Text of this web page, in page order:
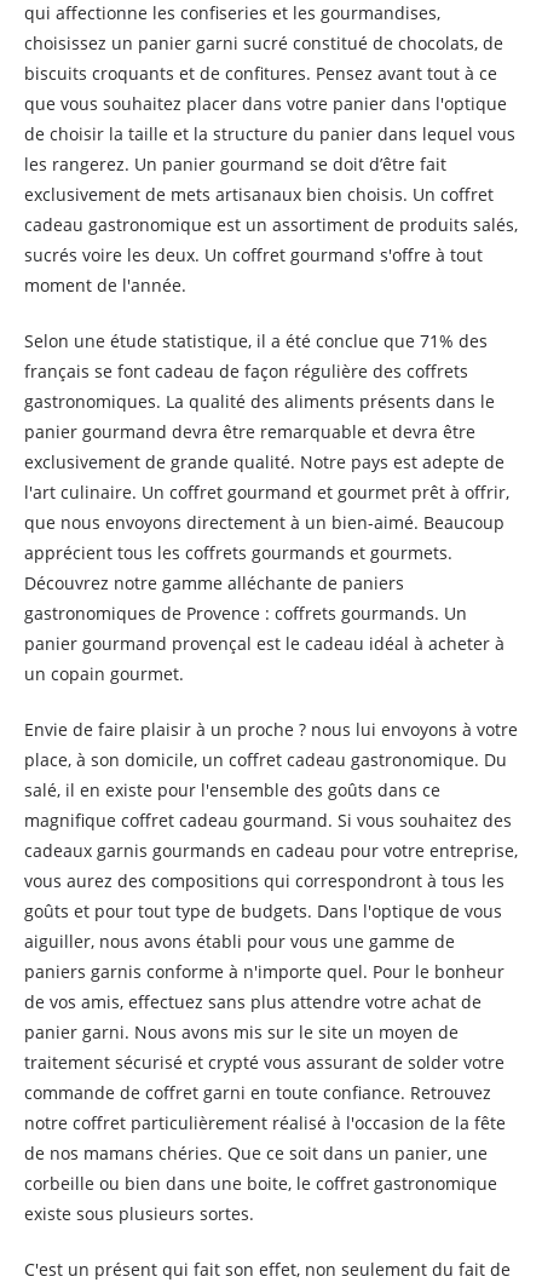
qui affectionne les confiseries et les gourmandises,
choisissez un panier garni sucré constitué de chocolats, de
biscuits croquants et de confitures. Pensez avant tout à ce
que vous souhaitez placer dans votre panier dans l'optique
de choisir la taille et la structure du panier dans lequel vous
les rangerez. Un panier gourmand se doit d’être fait
exclusivement de mets artisanaux bien choisis. Un coffret
cadeau gastronomique est un assortiment de produits salés,
sucrés voire les deux. Un coffret gourmand s'offre à tout
moment de l'année.
Selon une étude statistique, il a été conclue que 71% des
français se font cadeau de façon régulière des coffrets
gastronomiques. La qualité des aliments présents dans le
panier gourmand devra être remarquable et devra être
exclusivement de grande qualité. Notre pays est adepte de
l'art culinaire. Un coffret gourmand et gourmet prêt à offrir,
que nous envoyons directement à un bien-aimé. Beaucoup
apprécient tous les coffrets gourmands et gourmets.
Découvrez notre gamme alléchante de paniers
gastronomiques de Provence : coffrets gourmands. Un
panier gourmand provençal est le cadeau idéal à acheter à
un copain gourmet.
Envie de faire plaisir à un proche ? nous lui envoyons à votre
place, à son domicile, un coffret cadeau gastronomique. Du
salé, il en existe pour l'ensemble des goûts dans ce
magnifique coffret cadeau gourmand. Si vous souhaitez des
cadeaux garnis gourmands en cadeau pour votre entreprise,
vous aurez des compositions qui correspondront à tous les
goûts et pour tout type de budgets. Dans l'optique de vous
aiguiller, nous avons établi pour vous une gamme de
paniers garnis conforme à n'importe quel. Pour le bonheur
de vos amis, effectuez sans plus attendre votre achat de
panier garni. Nous avons mis sur le site un moyen de
traitement sécurisé et crypté vous assurant de solder votre
commande de coffret garni en toute confiance. Retrouvez
notre coffret particulièrement réalisé à l'occasion de la fête
de nos mamans chéries. Que ce soit dans un panier, une
corbeille ou bien dans une boite, le coffret gastronomique
existe sous plusieurs sortes.
C'est un présent qui fait son effet, non seulement du fait de